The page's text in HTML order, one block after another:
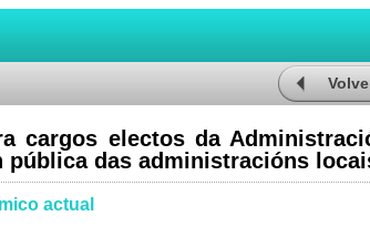
cargos electos da
pública das administracións
actual